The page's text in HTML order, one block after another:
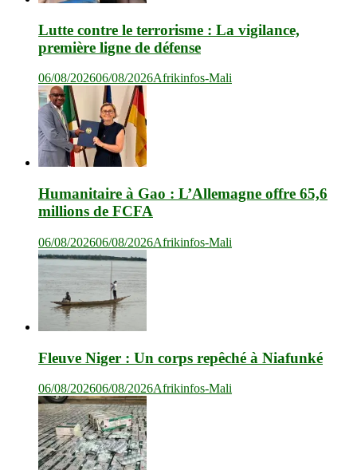
Lutte contre le terrorisme : La vigilance,
première ligne de défense
06/08/202606/08/2026Afrikinfos-Mali
Humanitaire à Gao : L’Allemagne offre 65,6
millions de FCFA
06/08/202606/08/2026Afrikinfos-Mali
Fleuve Niger : Un corps repêché à Niafunké
06/08/202606/08/2026Afrikinfos-Mali